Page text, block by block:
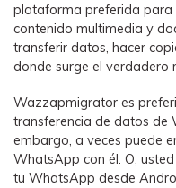
PC.
plataforma preferida para
contenido multimedia y
transferir datos, hacer
donde surge el verdadero
Wazzapmigrator es
transferencia de datos de
embargo, a veces puede
WhatsApp con él. O,
tu WhatsApp desde